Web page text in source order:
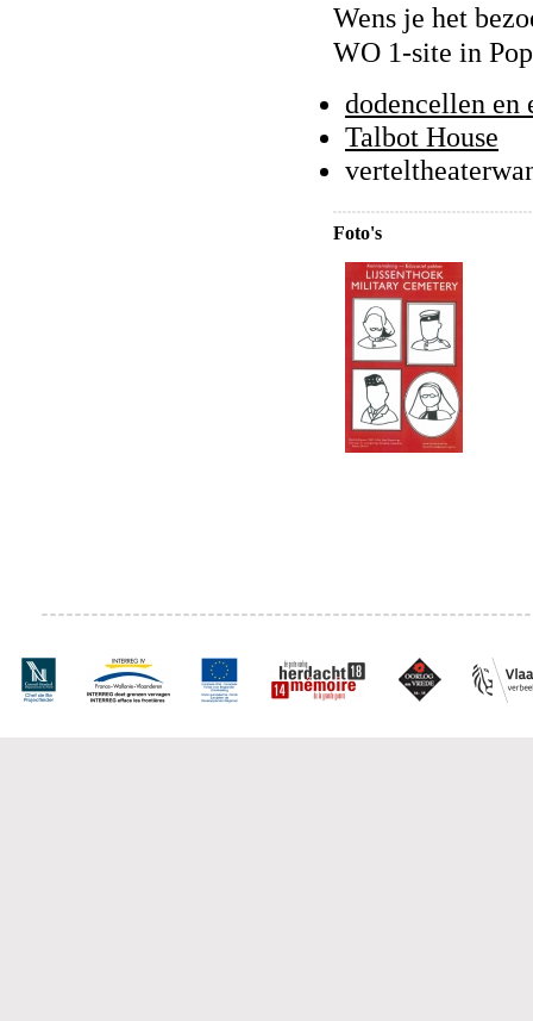
Wens je het
WO 1-site in
dodencellen en
Talbot House
Foto's